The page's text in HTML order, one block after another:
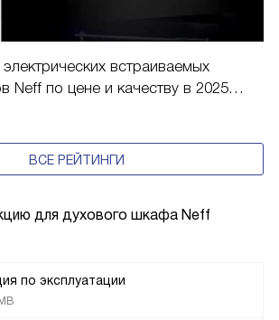
для духового шкафа Neff
по эксплуатации
встраиваемых
Neff по цене и качеству в 2025
ВСЕ РЕЙТИНГИ